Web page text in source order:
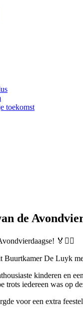
toekomst
de
🏅🚶‍♂️
De Luyk
kinderen en
iedereen was op
voor een extra